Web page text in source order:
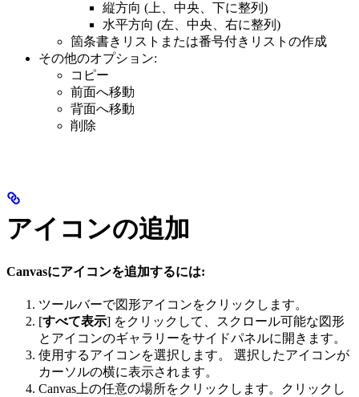
縦方向 (上、中央、下に整列)
水平方向 (左、中央、右に整列)
箇条書きリストまたは番号付きリストの作成
その他のオプション:
コピー
前面へ移動
背面へ移動
削除
アイコンの追加
Canvasにアイコンを追加するには:
ツールバーで図形アイコンをクリックします。
[すべて表示] をクリックして、スクロール可能な図形
とアイコンのギャラリーをサイドパネルに開きます。
使用するアイコンを選択します。 選択したアイコンが
カーソルの横に表示されます。
Canvas上の任意の場所をクリックします。クリックし